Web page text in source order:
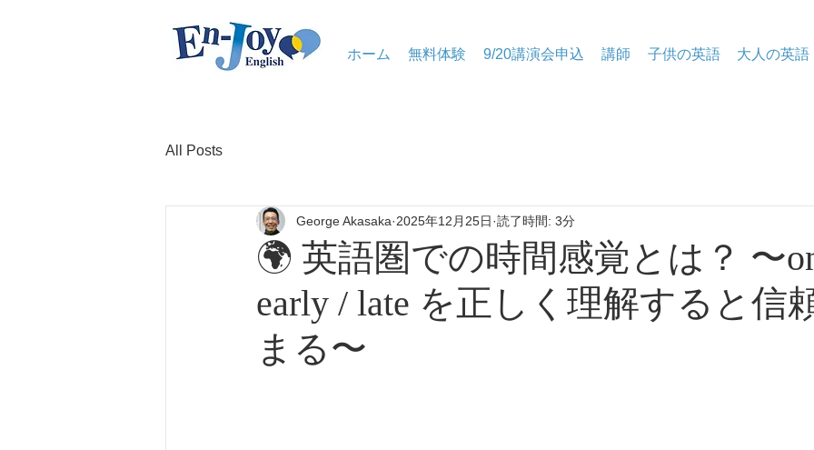
ホーム 無料体験 9/20講演会申込 講師 子供の英語 大人の英語
All Posts
🌍 英語圏での時間感覚とは？ 〜
early / late を正しく理解すると信
まる〜
George Akasaka 2025年12月25日 読了時間: 3分